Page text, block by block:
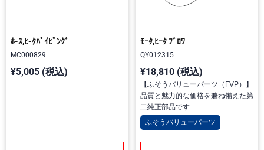
ﾎ-ｽ,ﾋ-ﾀﾊﾟｲﾋﾟﾝｸﾞ
MC000829
¥5,005 (税込)
ﾓｰﾀ,ﾋｰﾀ ﾌﾞﾛﾜ
QY012315
¥18,810 (税込)
【ふそうバリューパーツ（FVP）】
品質と魅力的な価格を兼ね備えた第
二純正部品です
ふそうバリューパーツ